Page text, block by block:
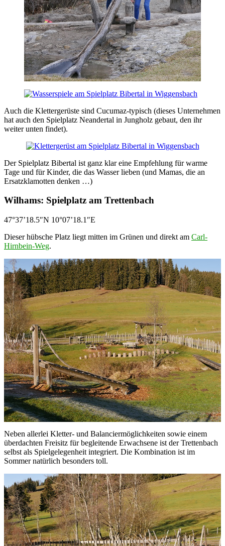
Auch die Klettergerüste sind Cucumaz-typisch (dieses Unternehmen
hat auch den Spielplatz Neandertal in Jungholz gebaut, den ihr
weiter unten findet).
Der Spielplatz Bibertal ist ganz klar eine Empfehlung für warme
Tage und für Kinder, die das Wasser lieben (und Mamas, die an
Ersatzklamotten denken …)
Wilhams: Spielplatz am Trettenbach
47°37’18.5″N 10°07’18.1″E
Dieser hübsche Platz liegt mitten im Grünen und direkt am Carl-
Hirnbein-Weg.
Neben allerlei Kletter- und Balanciermöglichkeiten sowie einem
überdachten Freisitz für begleitende Erwachsene ist der Trettenbach
selbst als Spielgelegenheit integriert. Die Kombination ist im
Sommer natürlich besonders toll.